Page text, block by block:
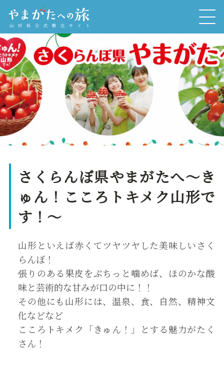
さくらんぼ県やまがたへ～き
ゅん！こころトキメク山形で
す！～
山形といえば赤くてツヤツヤした美味しいさく
らんぼ！
張りのある果皮をぷちっと噛めば、ほのかな酸
味と芸術的な甘みが口の中に！！
その他にも山形には、温泉、食、自然、精神文
化などなど
こころトキメク「きゅん！」とする魅力がたく
さん！